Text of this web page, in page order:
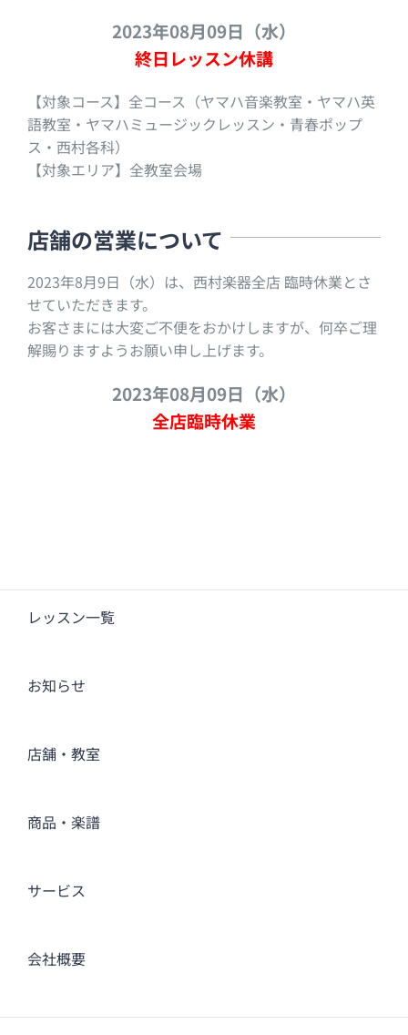
2023年08月09日（水）
終日レッスン休講
【対象コース】全コース（ヤマハ音楽教室・ヤマハ英
語教室・ヤマハミュージックレッスン・青春ポップ
ス・西村各科）
【対象エリア】全教室会場
店舗の営業について
2023年8月9日（水）は、西村楽器全店 臨時休業とさ
せていただきます。
お客さまには大変ご不便をおかけしますが、何卒ご理
解賜りますようお願い申し上げます。
2023年08月09日（水）
全店臨時休業
レッスン一覧
お知らせ
店舗・教室
商品・楽譜
サービス
会社概要